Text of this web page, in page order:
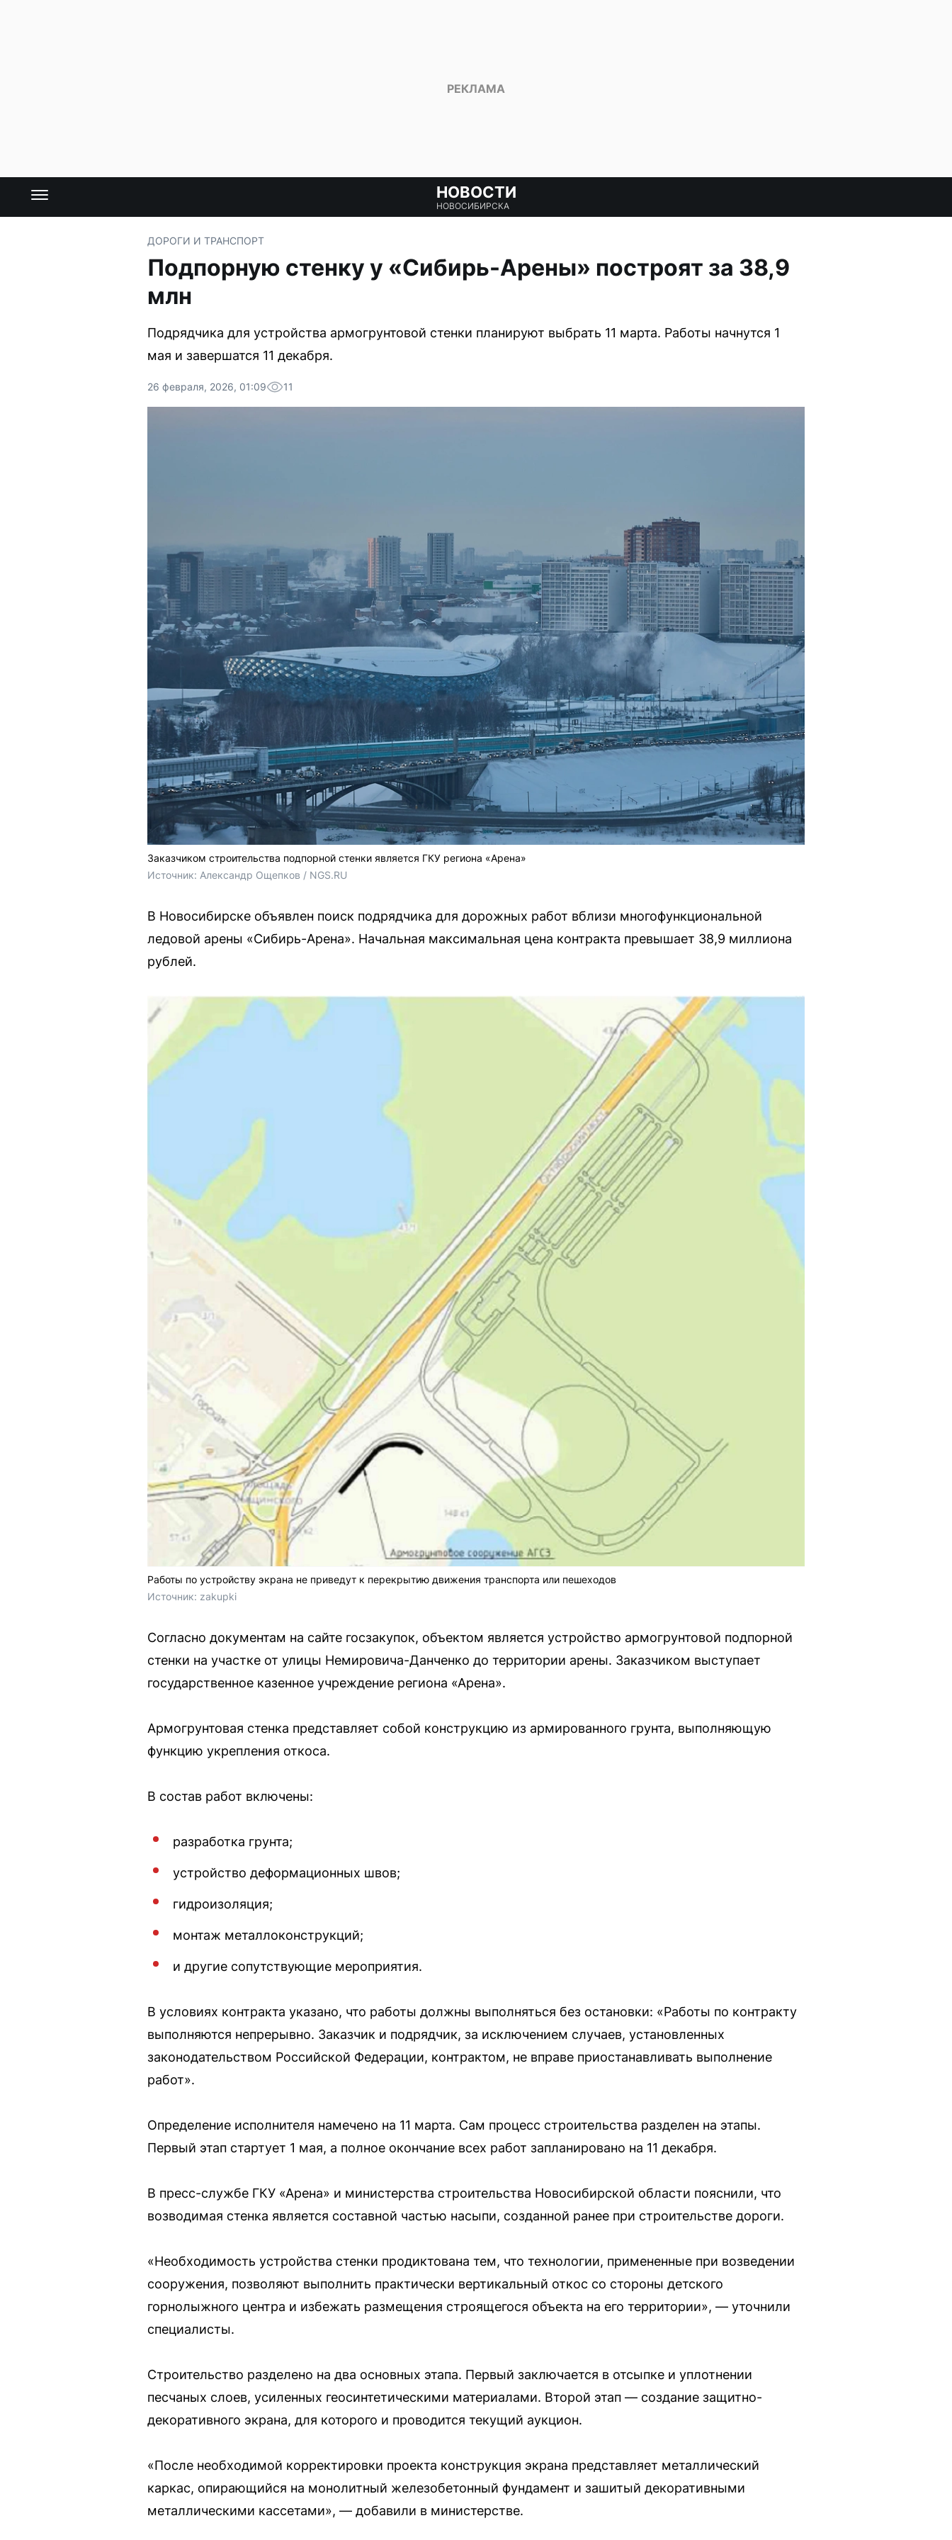
НОВОСТИ
НОВОСИБИРСКА
ДОРОГИ И ТРАНСПОРТ
Подпорную стенку у «Сибирь-Арены» построят за 38,9
млн
Подрядчика для устройства армогрунтовой стенки планируют выбрать 11 марта. Работы начнутся 1
мая и завершатся 11 декабря.
26 февраля, 2026, 01:09 11
Заказчиком строительства подпорной стенки является ГКУ региона «Арена»
Источник: Александр Ощепков / NGS.RU
В Новосибирске объявлен поиск подрядчика для дорожных работ вблизи многофункциональной
ледовой арены «Сибирь-Арена». Начальная максимальная цена контракта превышает 38,9 миллиона
рублей.
Работы по устройству экрана не приведут к перекрытию движения транспорта или пешеходов
Источник: zakupki
Согласно документам на сайте госзакупок, объектом является устройство армогрунтовой подпорной
стенки на участке от улицы Немировича-Данченко до территории арены. Заказчиком выступает
государственное казенное учреждение региона «Арена».
Армогрунтовая стенка представляет собой конструкцию из армированного грунта, выполняющую
функцию укрепления откоса.
В состав работ включены:
разработка грунта;
устройство деформационных швов;
гидроизоляция;
монтаж металлоконструкций;
и другие сопутствующие мероприятия.
В условиях контракта указано, что работы должны выполняться без остановки: «Работы по контракту
выполняются непрерывно. Заказчик и подрядчик, за исключением случаев, установленных
законодательством Российской Федерации, контрактом, не вправе приостанавливать выполнение
работ».
Определение исполнителя намечено на 11 марта. Сам процесс строительства разделен на этапы.
Первый этап стартует 1 мая, а полное окончание всех работ запланировано на 11 декабря.
В пресс-службе ГКУ «Арена» и министерства строительства Новосибирской области пояснили, что
возводимая стенка является составной частью насыпи, созданной ранее при строительстве дороги.
«Необходимость устройства стенки продиктована тем, что технологии, примененные при возведении
сооружения, позволяют выполнить практически вертикальный откос со стороны детского
горнолыжного центра и избежать размещения строящегося объекта на его территории», — уточнили
специалисты.
Строительство разделено на два основных этапа. Первый заключается в отсыпке и уплотнении
песчаных слоев, усиленных геосинтетическими материалами. Второй этап — создание защитно-
декоративного экрана, для которого и проводится текущий аукцион.
«После необходимой корректировки проекта конструкция экрана представляет металлический
каркас, опирающийся на монолитный железобетонный фундамент и зашитый декоративными
металлическими кассетами», — добавили в министерстве.